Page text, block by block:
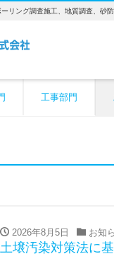
リング調査施工、地質調査、砂
工事部門
2026年8月5日 お知
土壌汚染対策法に